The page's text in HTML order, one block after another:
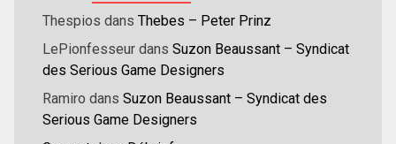
Thespios dans Thebes – Peter Prinz
LePionfesseur dans Suzon Beaussant – Syndicat
des Serious Game Designers
Ramiro dans Suzon Beaussant – Syndicat des
Serious Game Designers